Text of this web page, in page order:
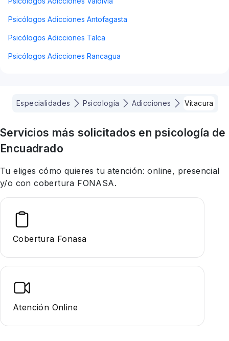
Psicólogos Adicciones Antofagasta
Psicólogos Adicciones Talca
Psicólogos Adicciones Rancagua
Especialidades Psicología Adicciones Vitacura
Servicios más solicitados en psicología de
Encuadrado
Tu eliges cómo quieres tu atención: online, presencial
y/o con cobertura FONASA.
Cobertura Fonasa
Atención Online